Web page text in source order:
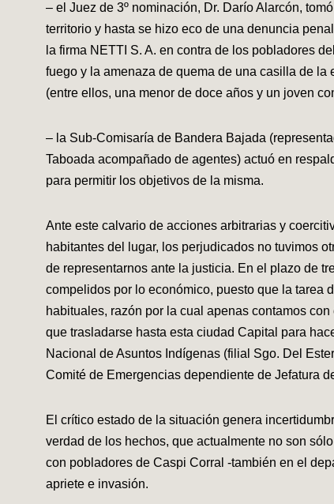
– el Juez de 3º nominación, Dr. Darío Alarcón,
territorio y hasta se hizo eco de una denuncia
la firma NETTI S. A. en contra de los pobladores
fuego y la amenaza de quema de una casilla de
(entre ellos, una menor de doce años y un joven
– la Sub-Comisaría de Bandera Bajada
Taboada acompañado de agentes) actuó en
para permitir los objetivos de la misma.
Ante este calvario de acciones arbitrarias y
habitantes del lugar, los perjudicados no tuvimos
de representarnos ante la justicia. En el plazo de
compelidos por lo económico, puesto que la tarea
habituales, razón por la cual apenas contamos
que trasladarse hasta esta ciudad Capital para
Nacional de Asuntos Indígenas (filial Sgo. Del
Comité de Emergencias dependiente de Jefatura
El crítico estado de la situación genera
verdad de los hechos, que actualmente no son
con pobladores de Caspi Corral -también en el
apriete e invasión.